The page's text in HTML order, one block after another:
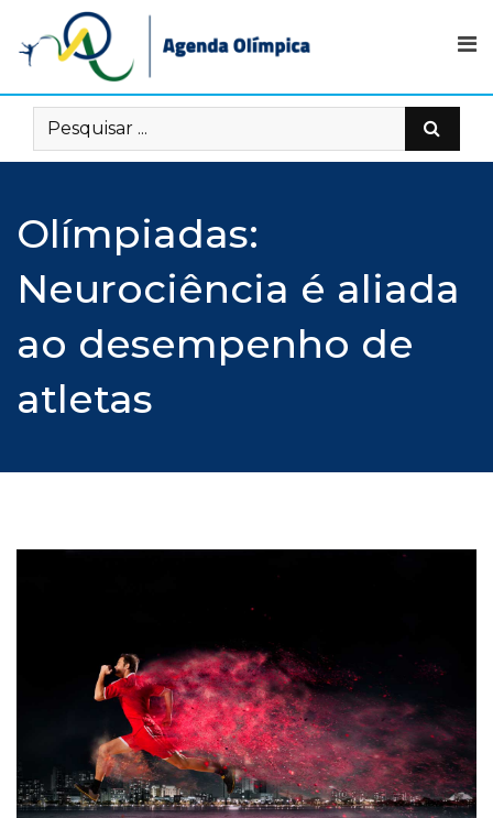
content
Olímpiadas:
Neurociência é aliada
ao desempenho de
atletas